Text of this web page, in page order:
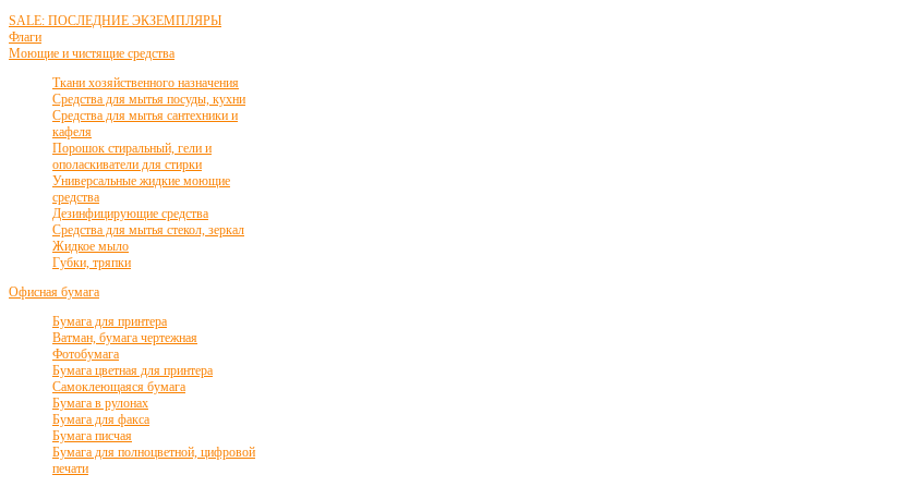
SALE: ПОСЛЕДНИЕ ЭКЗЕМПЛЯРЫ
Флаги
Моющие и чистящие средства
Ткани хозяйственного назначения
Средства для мытья посуды, кухни
Средства для мытья сантехники и
кафеля
Порошок стиральный, гели и
ополаскиватели для стирки
Универсальные жидкие моющие
средства
Дезинфицирующие средства
Средства для мытья стекол, зеркал
Жидкое мыло
Губки, тряпки
Офисная бумага
Бумага для принтера
Ватман, бумага чертежная
Фотобумага
Бумага цветная для принтера
Самоклеющаяся бумага
Бумага в рулонах
Бумага для факса
Бумага писчая
Бумага для полноцветной, цифровой
печати